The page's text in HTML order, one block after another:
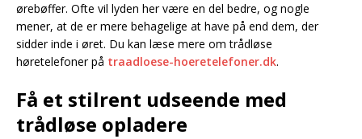
ørebøffer. Ofte vil lyden her være en del bedre, og nogle
mener, at de er mere behagelige at have på end dem, der
sidder inde i øret. Du kan læse mere om trådløse
høretelefoner på traadloese-hoeretelefoner.dk.
Få et stilrent udseende med
trådløse opladere